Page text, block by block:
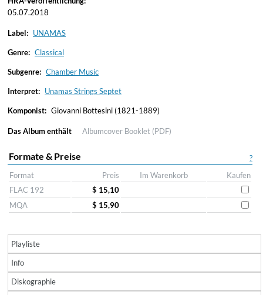
05.07.2018
Label: UNAMAS
Genre: Classical
Subgenre: Chamber Music
Interpret: Unamas Strings Septet
Komponist: Giovanni Bottesini (1821-1889)
Das Album enthält Albumcover Booklet (PDF)
?
Formate & Preise
Format Preis Im Warenkorb
Kaufen
FLAC 192
$ 15,10
MQA
$ 15,90
Playliste
Info
Diskographie